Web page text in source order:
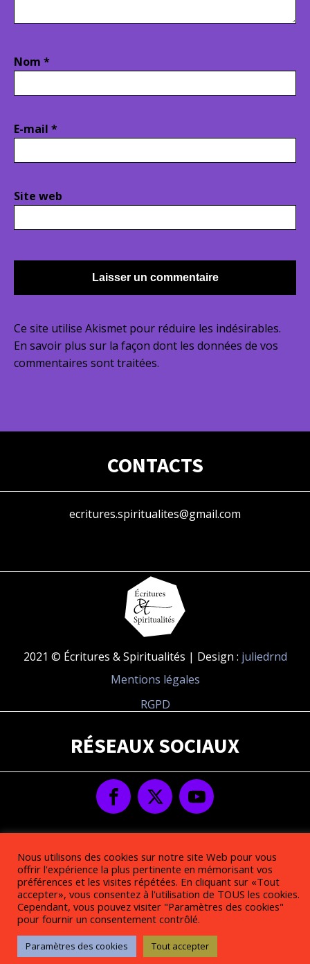
Nom *
E-mail *
Site web
Ce site utilise Akismet pour réduire les indésirables.
En savoir plus sur la façon dont les données de vos
commentaires sont traitées.
CONTACTS
ecritures.spiritualites@gmail.com
2021 © Écritures & Spiritualités | Design : juliedrnd
Mentions légales
RGPD
RÉSEAUX SOCIAUX
Nous utilisons des cookies sur notre site Web pour vous
offrir l'expérience la plus pertinente en mémorisant vos
préférences et les visites répétées. En cliquant sur «Tout
accepter», vous consentez à l'utilisation de TOUS les cookies.
Cependant, vous pouvez visiter "Paramètres des cookies"
pour fournir un consentement contrôlé.
Paramètres des cookies Tout accepter